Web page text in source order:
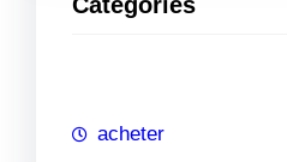
h
acheter